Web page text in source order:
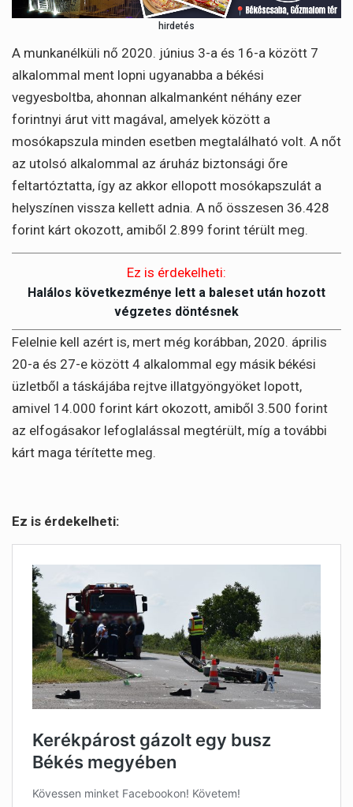
hirdetés
A munkanélküli nő 2020. június 3-a és 16-a között 7
alkalommal ment lopni ugyanabba a békési
vegyesboltba, ahonnan alkalmanként néhány ezer
forintnyi árut vitt magával, amelyek között a
mosókapszula minden esetben megtalálható volt. A nőt
az utolsó alkalommal az áruház biztonsági őre
feltartóztatta, így az akkor ellopott mosókapszulát a
helyszínen vissza kellett adnia. A nő összesen 36.428
forint kárt okozott, amiből 2.899 forint térült meg.
Ez is érdekelheti:
Halálos következménye lett a baleset után hozott
végzetes döntésnek
Felelnie kell azért is, mert még korábban, 2020. április
20-a és 27-e között 4 alkalommal egy másik békési
üzletből a táskájába rejtve illatgyöngyöket lopott,
amivel 14.000 forint kárt okozott, amiből 3.500 forint
az elfogásakor lefoglalással megtérült, míg a további
kárt maga térítette meg.
Ez is érdekelheti: